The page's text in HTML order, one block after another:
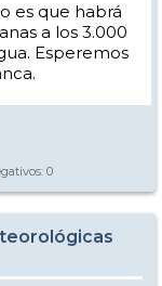
es que habrá
a los 3.000
Esperemos
0